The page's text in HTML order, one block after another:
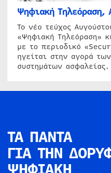
Ψηφιακή Τηλεόραση,
Το νέο τεύχος
«Ψηφιακή Τηλεόραση»
με το περιοδικό
ηγείται στην αγορά
συστημάτων
ΤΑ ΠΑΝΤΑ
ΓΙΑ ΤΗΝ